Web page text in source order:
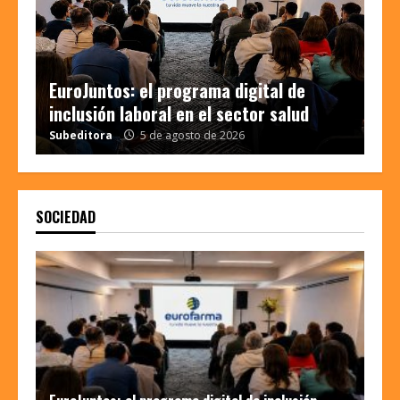
EuroJuntos: el programa digital de
inclusión laboral en el sector salud
Subeditora 5 de agosto de 2026
SOCIEDAD
4
un maquillaje adecuado para pieles
más maduras”
Subeditora 24 de junio de 2026
María Belén Taladriz, armonizadora
facial: «El envejecimiento es una
microinflamación de las células»
Subeditora 22 de mayo de 2026